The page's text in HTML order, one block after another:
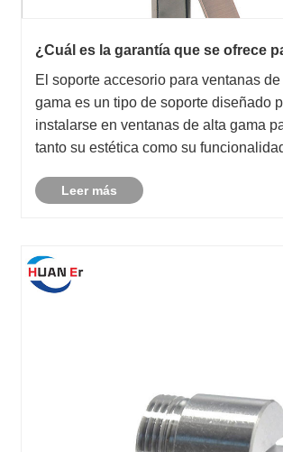
¿Cuál es la garantía que se ofrece
de alta gama?
El soporte accesorio para ventanas
gama es un tipo de soporte diseñado
instalarse en ventanas de alta gama
tanto su estética como su
Leer más